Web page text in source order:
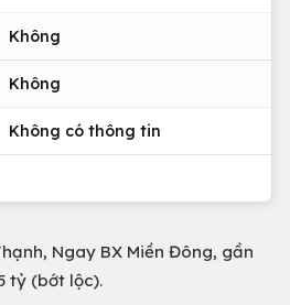
Không
Không
Không có thông tin
Ngay BX Miền Đông, gần
tỷ (bớt lộc).